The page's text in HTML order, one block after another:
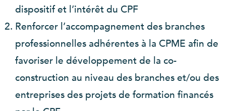
dispositif et l’intérêt du CPF
Renforcer l’accompagnement des branches
professionnelles adhérentes à la CPME afin de
favoriser le développement de la co-
construction au niveau des branches et/ou des
entreprises des projets de formation financés